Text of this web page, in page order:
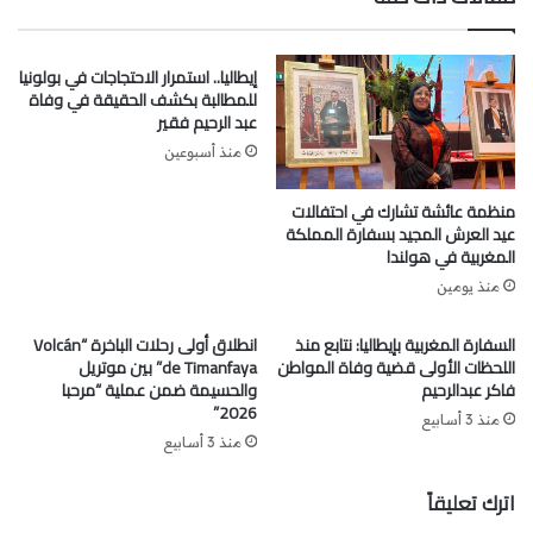
بوزارة الخارجية، مما أكسبها خبرة عميقة وقدرة مميزة على
التعامل مع مختلف التحديات.
نقلة نوعية في الخدمات
شهدت القنصلية منذ تولي السيدة الجابري تحسينات ملموسة
على مستوى الخدمات، حيث تم تبسيط الإجراءات الإدارية وتفعيل
خدمات رقمية متطورة لتسهيل المعاملات. كما تم تعزيز قنوات
التواصل مع الجالية والجمعيات المغربية والسلطات الكندية، مما
خلق أجواء إيجابية تعكس اهتمام المملكة المغربية بأبنائها في
قيادة ميدانية وتفانٍ لا محدود
ما يميز السيدة الجابري هو حضورها الميداني وتواصلها المباشر
مصلحة الجالية فوق كل اعتبار. هذا النهج جعل القنصلية العامة
منظمة عائشة تشارك في احتفالات
عيد العرش المجيد بسفارة المملكة
المغربية في هولندا
منذ يومين
إيطاليا.. استمرار الاحتجاجات في بولونيا
للمطالبة بكشف الحقيقة في وفاة
عبد الرحيم فقير
منذ أسبوعين
السفارة المغربية بإيطاليا: نتابع منذ
اللحظات الأولى قضية وفاة المواطن
فاكر عبدالرحيم
منذ 3 أسابيع
انطلاق أولى رحلات الباخرة “Volcán
de Timanfaya” بين موتريل
والحسيمة ضمن عملية “مرحبا
2026”
منذ 3 أسابيع
اترك تعليقاً